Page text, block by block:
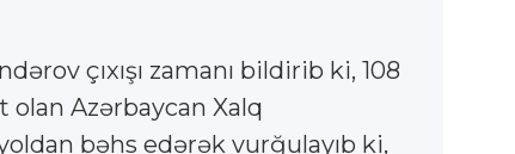
çıxışı zamanı bildirib ki, 108
Azərbaycan Xalq
bəhs edərək vurğulayıb ki,